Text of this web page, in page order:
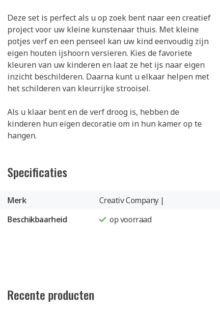
Deze set is perfect als u op zoek bent naar een creatief
project voor uw kleine kunstenaar thuis. Met kleine
potjes verf en een penseel kan uw kind eenvoudig zijn
eigen houten ijshoorn versieren. Kies de favoriete
kleuren van uw kinderen en laat ze het ijs naar eigen
inzicht beschilderen. Daarna kunt u elkaar helpen met
het schilderen van kleurrijke strooisel.
Als u klaar bent en de verf droog is, hebben de
kinderen hun eigen decoratie om in hun kamer op te
hangen.
Specificaties
Merk
Creativ Company |
Beschikbaarheid
op voorraad
Recente producten